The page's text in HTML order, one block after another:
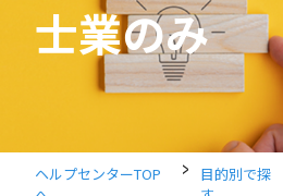
士業のみ
ヘルプセンターTOP
>
目的別で探